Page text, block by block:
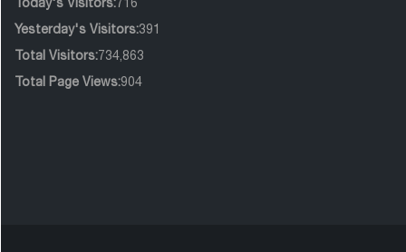
Yesterday's Visitors:391
Total Visitors:734,863
Total Page Views:904